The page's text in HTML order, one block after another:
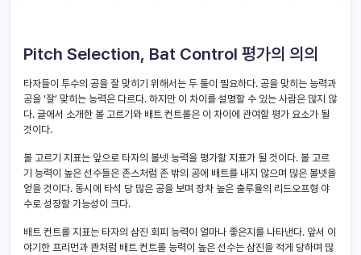
Pitch Selection, Bat Control 평가의 의의
타자들이 투수의 공을 잘 맞히기 위해서는 두 툴이 필요하다. 공을 맞히는 능력과
공을 ‘잘’ 맞히는 능력은 다르다. 하지만 이 차이를 설명할 수 있는 사람은 많지 않
다. 글에서 소개한 볼 고르기와 배트 컨트롤은 이 차이에 관여할 평가 요소가 될
것이다.
볼 고르기 지표는 앞으로 타자의 볼넷 능력을 평가할 지표가 될 것이다. 볼 고르
기 능력이 높은 선수들은 존스처럼 존 밖의 공에 배트를 내지 않으며 많은 볼넷을
얻을 것이다. 동시에 타석 당 많은 공을 보며 장차 높은 출루율의 리드오프형 야
수로 성장할 가능성이 크다.
배트 컨트롤 지표는 타자의 삼진 회피 능력이 얼마나 좋은지를 나타낸다. 앞서 이
야기한 프리먼과 콴처럼 배트 컨트롤 능력이 높은 선수는 삼진을 적게 당하며 많